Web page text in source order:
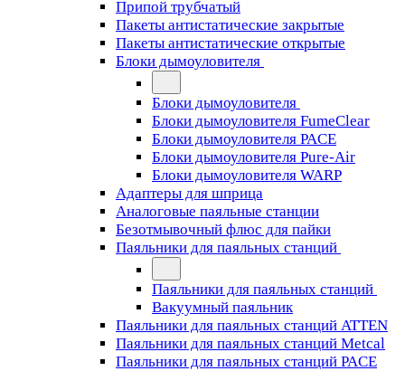
Припой трубчатый
Пакеты антистатические закрытые
Пакеты антистатические открытые
Блоки дымоуловителя
Блоки дымоуловителя
Блоки дымоуловителя FumeClear
Блоки дымоуловителя PACE
Блоки дымоуловителя Pure-Air
Блоки дымоуловителя WARP
Адаптеры для шприца
Аналоговые паяльные станции
Безотмывочный флюс для пайки
Паяльники для паяльных станций
Паяльники для паяльных станций
Вакуумный паяльник
Паяльники для паяльных станций ATTEN
Паяльники для паяльных станций Metcal
Паяльники для паяльных станций PACE